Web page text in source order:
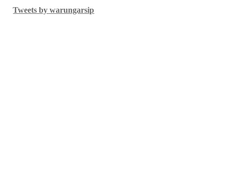
Tweets by warungarsip